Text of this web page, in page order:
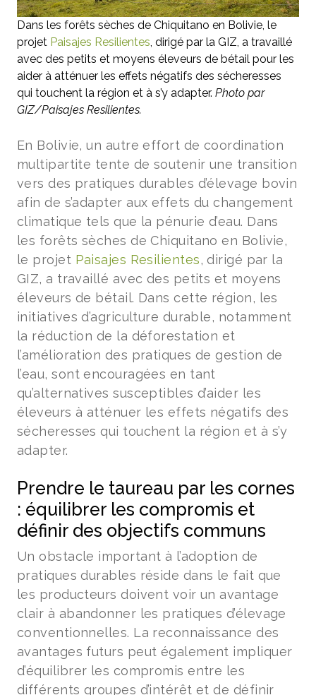
Dans les forêts sèches de Chiquitano en Bolivie, le
projet Paisajes Resilientes, dirigé par la GIZ, a travaillé
avec des petits et moyens éleveurs de bétail pour les
aider à atténuer les effets négatifs des sécheresses
qui touchent la région et à s’y adapter. Photo par
GIZ/Paisajes Resilientes.
En Bolivie, un autre effort de coordination
multipartite tente de soutenir une transition
vers des pratiques durables d’élevage bovin
afin de s’adapter aux effets du changement
climatique tels que la pénurie d’eau. Dans
les forêts sèches de Chiquitano en Bolivie,
le projet Paisajes Resilientes, dirigé par la
GIZ, a travaillé avec des petits et moyens
éleveurs de bétail. Dans cette région, les
initiatives d’agriculture durable, notamment
la réduction de la déforestation et
l’amélioration des pratiques de gestion de
l’eau, sont encouragées en tant
qu’alternatives susceptibles d’aider les
éleveurs à atténuer les effets négatifs des
sécheresses qui touchent la région et à s’y
adapter.
Prendre le taureau par les cornes
: équilibrer les compromis et
définir des objectifs communs
Un obstacle important à l’adoption de
pratiques durables réside dans le fait que
les producteurs doivent voir un avantage
clair à abandonner les pratiques d’élevage
conventionnelles. La reconnaissance des
avantages futurs peut également impliquer
d’équilibrer les compromis entre les
différents groupes d’intérêt et de définir